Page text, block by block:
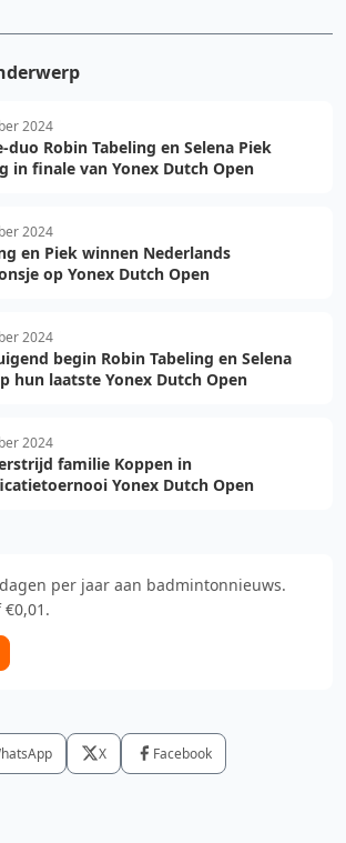
2024
duo Robin Tabeling en Selena Piek
in finale van Yonex Dutch Open
2024
en Piek winnen Nederlands
op Yonex Dutch Open
2024
begin Robin Tabeling en Selena
hun laatste Yonex Dutch Open
2024
familie Koppen in
Yonex Dutch Open
per jaar aan badmintonnieuws.
X Facebook